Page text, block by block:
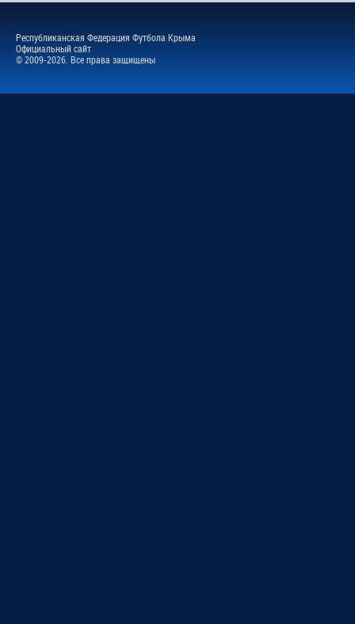
Республиканская Федерация Футбола Крыма
Официальный сайт
© 2009-2026. Все права защищены